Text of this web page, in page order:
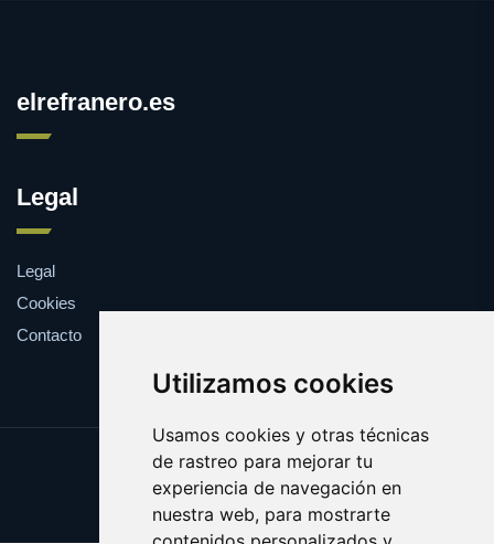
Utilizamos cookies
Usamos cookies y otras técnicas
de rastreo para mejorar tu
experiencia de navegación en
nuestra web, para mostrarte
elrefranero.es
Legal
Legal
Cookies
Contacto
Update cookies preferences
Copyright © 2025 elrefranero.es